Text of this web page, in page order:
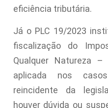
eficiência tributária.
Já o PLC 19/2023
fiscalização do
Qualquer Natureza
aplicada nos
reincidente da
houver dúvida ou